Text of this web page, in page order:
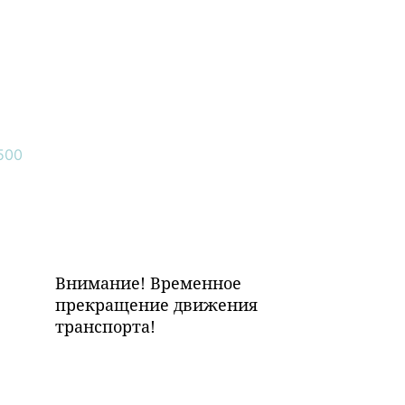
Внимание! Временное
прекращение движения
транспорта!